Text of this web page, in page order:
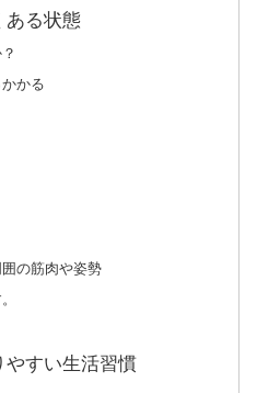
ある状態
かる
の筋肉や姿勢
すい生活習慣